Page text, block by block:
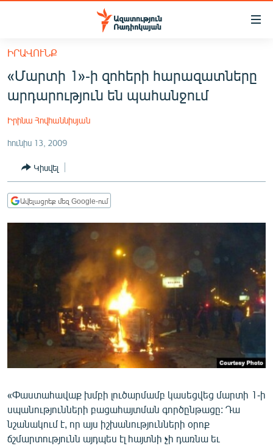
Մատչելիության
հիմնական
բովանդակությանը
հիմնական
մենյուին
ՀԱՅԱՍՏԱՆ
ՔԱՂԱՔԱԿԱՆ
ԸՆՏՐՈՒԹՅՈՒՆՆԵՐ 2026
ԻՐԱՎՈՒՆՔ
ՀԱՍԱՐԱԿՈՒԹՅՈՒՆ
ՏՆՏԵՍՈՒԹՅՈՒՆ
ՊԱՏԵՐԱԶՄԻ 6 ՇԱԲԱԹՆԵՐԸ
ՏԱՐԱԾԱՇՐՋԱՆ
ՄԻՋԱԶԳԱՅԻՆ
ՄՇԱԿՈՒՅԹ
ՍՊՈՐՏ
ՄԵԿՆԱԲԱՆՈՒԹՅՈՒՆ
ՏՏ ԵՒ ԻՆՏԵՐՆԵՏ
ԿՈՐՈՆԱՎԻՐՈՒՍ
ԱՐԽԻՎ
ՏԵՍԱՆՅՈՒԹԵՐ
ԻՐԱՎՈՒՆՔ
«Մարտի 1»-ի զոհերի հարազատները
արդարություն են պահանջում
Իրինա Հովհաննիսյան
հունիս 13, 2009
Կիսվել
Ավելացրեք մեզ Google-ում
«Փաստահավաք խմբի լուծարմամբ կասեցվեց մարտի 1-ի
սպանությունների բացահայտման գործընթացը: Դա
նշանակում է, որ այս իշխանությունների օրոք
ճշմարտությունն այդպես էլ հայտնի չի դառնա եւ